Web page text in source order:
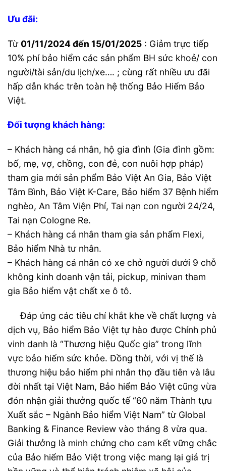
Ưu đãi:
Từ 01/11/2024 đến 15/01/2025 : Giảm trực tiếp
10% phí bảo hiểm các sản phẩm BH sức khoẻ/ con
người/tài sản/du lịch/xe…. ; cùng rất nhiều ưu đãi
hấp dẫn khác trên toàn hệ thống Bảo Hiểm Bảo
Việt.
Đối tượng khách hàng:
– Khách hàng cá nhân, hộ gia đình (Gia đình gồm:
bố, mẹ, vợ, chồng, con đẻ, con nuôi hợp pháp)
tham gia mới sản phẩm Bảo Việt An Gia, Bảo Việt
Tâm Bình, Bảo Việt K-Care, Bảo hiểm 37 Bệnh hiểm
nghèo, An Tâm Viện Phí, Tai nạn con người 24/24,
Tai nạn Cologne Re.
– Khách hàng cá nhân tham gia sản phẩm Flexi,
Bảo hiểm Nhà tư nhân.
– Khách hàng cá nhân có xe chở người dưới 9 chỗ
không kinh doanh vận tải, pickup, minivan tham
gia Bảo hiểm vật chất xe ô tô.
Đáp ứng các tiêu chí khắt khe về chất lượng và
dịch vụ, Bảo hiểm Bảo Việt tự hào được Chính phủ
vinh danh là “Thương hiệu Quốc gia” trong lĩnh
vực bảo hiểm sức khỏe. Đồng thời, với vị thế là
thương hiệu bảo hiểm phi nhân thọ đầu tiên và lâu
đời nhất tại Việt Nam, Bảo hiểm Bảo Việt cũng vừa
đón nhận giải thưởng quốc tế “60 năm Thành tựu
Xuất sắc – Ngành Bảo hiểm Việt Nam” từ Global
Banking & Finance Review vào tháng 8 vừa qua.
Giải thưởng là minh chứng cho cam kết vững chắc
của Bảo hiểm Bảo Việt trong việc mang lại giá trị